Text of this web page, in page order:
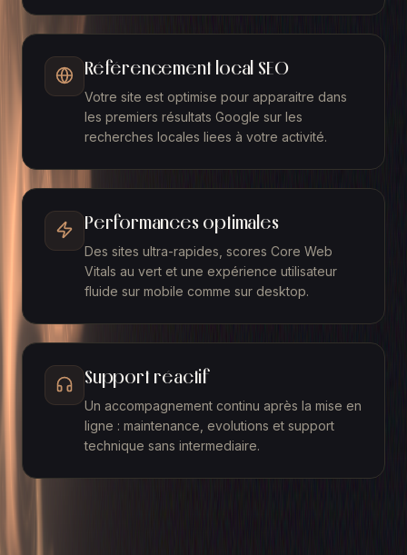
Référencement local SEO
Votre site est optimise pour apparaitre dans
les premiers résultats Google sur les
recherches locales liees à votre activité.
Performances optimales
Des sites ultra-rapides, scores Core Web
Vitals au vert et une expérience utilisateur
fluide sur mobile comme sur desktop.
Support réactif
Un accompagnement continu après la mise en
ligne : maintenance, evolutions et support
technique sans intermediaire.